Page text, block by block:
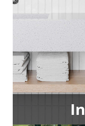
montieren